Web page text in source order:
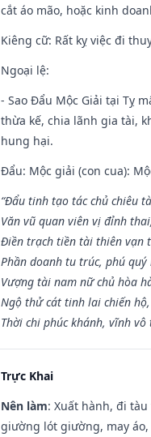
cắt áo mão, hoặc kinh
Kiêng cữ: Rất kỵ việc đi
Ngoại lệ:
- Sao Đẩu Mộc Giải tại Tỵ
thừa kế, chia lãnh gia tài,
hung hại.
Đẩu: Mộc giải (con cua):
“Đẩu tinh tạo tác chủ chiêu
Văn vũ quan viên vị đỉnh thai,
Điền trạch tiền tài thiên vạn
Phần doanh tu trúc, phú
Vượng tài nam nữ chủ hòa
Ngộ thử cát tinh lai chiến hộ,
Thời chi phúc khánh, vĩnh vô
Trực Khai
Nên làm: Xuất hành, đi
giường lót giường, may áo,